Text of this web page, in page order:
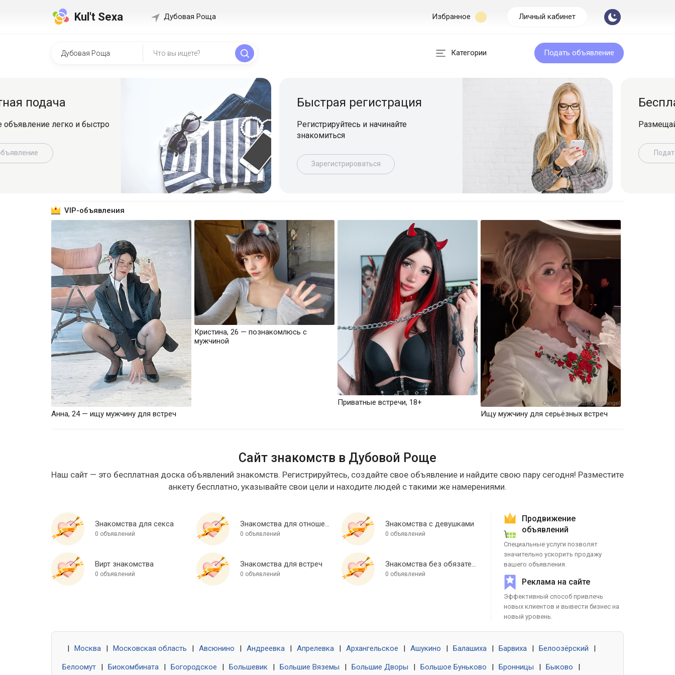
Kul't Sexa Дубовая Роща Избранное Личный кабинет
Категории Подать объявление
Быстрая регистрация
Регистрируйтесь и начинайте
знакомиться
Зарегистрироваться
Бесплатная подача
Размещайте объявление легко и
Подать объявление
VIP-объявления
Анна, 24 — ищу мужчину для встреч
Кристина, 26 — познакомлюсь с
мужчиной
Приватные встречи, 18+
Ищу мужчину для серьёзных встреч
Сайт знакомств в Дубовой Роще
Наш сайт — это бесплатная доска объявлений знакомств. Регистрируйтесь, создайте свое объявление и найдите свою пару сегодня! Разместите
анкету бесплатно, указывайте свои цели и находите людей с такими же намерениями.
Знакомства для секса
0 объявлений
Знакомства для отношений
0 объявлений
Знакомства с девушками
0 объявлений
Вирт знакомства
0 объявлений
Знакомства для встреч
0 объявлений
Знакомства без обязательств
0 объявлений
Продвижение
объявлений
Специальные услуги позволят
значительно ускорить продажу
вашего объявления.
Реклама на сайте
Эффективный способ привлечь
новых клиентов и вывести бизнес на
новый уровень.
Москва Московская область Авсюнино Андреевка Апрелевка Архангельское Ашукино Балашиха Барвиха Белоозёрский
Белоомут Биокомбината Богородское Большевик Большие Вяземы Большие Дворы Большое Буньково Бронницы Быково